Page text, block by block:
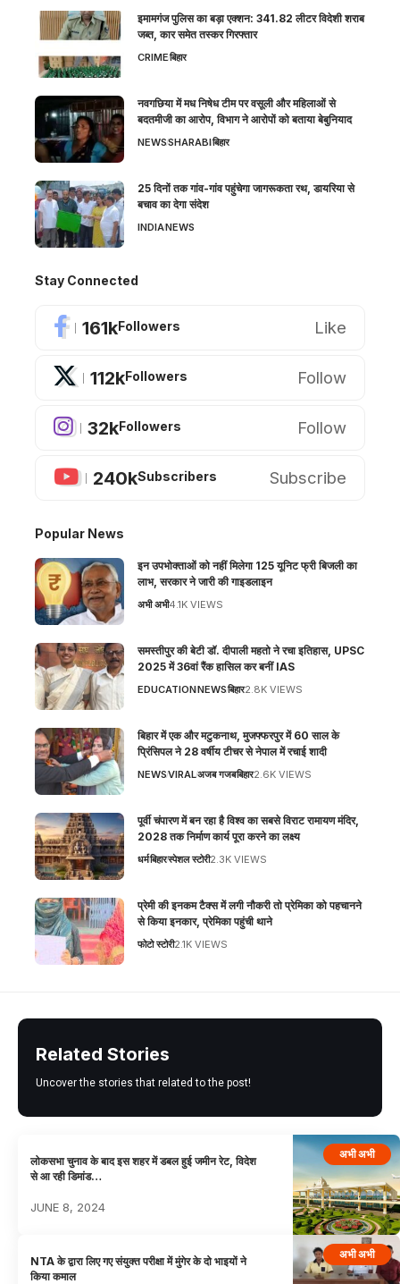
इमामगंज पुलिस का बड़ा एक्शन: 341.82 लीटर विदेशी शराब
जब्त, कार समेत तस्कर गिरफ्तार
CRIMEबिहार
नवगछिया में मध निषेध टीम पर वसूली और महिलाओं से
बदतमीजी का आरोप, विभाग ने आरोपों को बताया बेबुनियाद
NEWSSHARABIबिहार
25 दिनों तक गांव-गांव पहुंचेगा जागरूकता रथ, डायरिया से
बचाव का देगा संदेश
INDIANEWS
Stay Connected
161kFollowers Like
112kFollowers Follow
32kFollowers Follow
240kSubscribers Subscribe
Popular News
इन उपभोक्ताओं को नहीं मिलेगा 125 यूनिट फ्री बिजली का
लाभ, सरकार ने जारी की गाइडलाइन
अभी अभी4.1K VIEWS
समस्तीपुर की बेटी डॉ. दीपाली महतो ने रचा इतिहास, UPSC
2025 में 36वां रैंक हासिल कर बनीं IAS
EDUCATIONNEWSबिहार2.8K VIEWS
बिहार में एक और मटुकनाथ, मुजफ्फरपुर में 60 साल के
प्रिंसिपल ने 28 वर्षीय टीचर से नेपाल में रचाई शादी
NEWSVIRALअजब गजबबिहार2.6K VIEWS
पूर्वी चंपारण में बन रहा है विश्व का सबसे विराट रामायण मंदिर,
2028 तक निर्माण कार्य पूरा करने का लक्ष्य
धर्मबिहारस्पेशल स्टोरी2.3K VIEWS
प्रेमी की इनकम टैक्स में लगी नौकरी तो प्रेमिका को पहचानने
से किया इनकार, प्रेमिका पहुंची थाने
फोटो स्टोरी2.1K VIEWS
Related Stories
Uncover the stories that related to the post!
अभी अभी
लोकसभा चुनाव के बाद इस शहर में डबल हुई जमीन रेट, विदेश
से आ रही डिमांड…
JUNE 8, 2024
अभी अभी
NTA के द्वारा लिए गए संयुक्त परीक्षा में मुंगेर के दो भाइयों ने
किया कमाल